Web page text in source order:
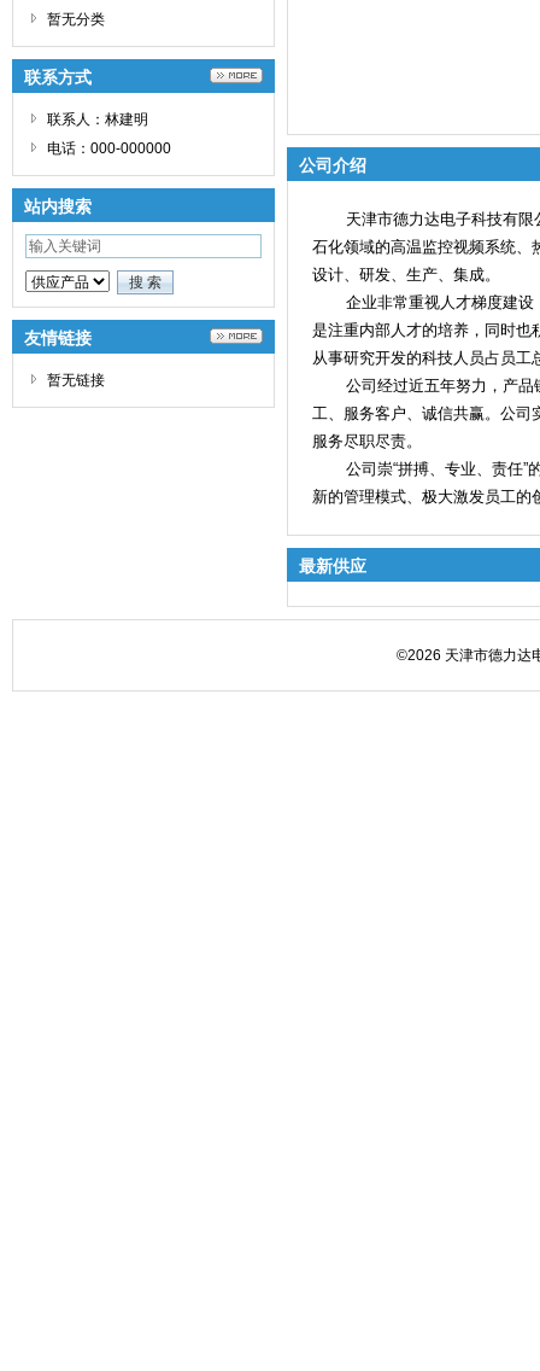
暂无分类
联系方式
联系人：林建明
电话：000-000000
站内搜索
友情链接
暂无链接
公司介绍
天津市德力达电子科技有限公
石化领域的高温监控视频系统、
设计、研发、生产、集成。
企业非常重视人才梯度建设，
是注重内部人才的培养，同时也
从事研究开发的科技人员占员工
公司经过近五年努力，产品链
工、服务客户、诚信共赢。公司
服务尽职尽责。
公司崇“拼搏、专业、责任”的
新的管理模式、极大激发员工
最新供应
©2026 天津市德力达